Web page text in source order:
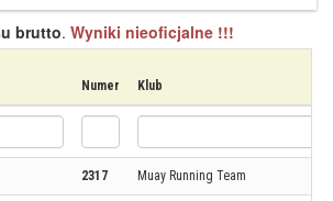
brutto. Wyniki nieoficjalne !!!
Numer Klub
2317 Muay Running Team